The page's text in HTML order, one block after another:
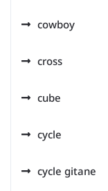
cowboy
cross
cube
cycle
cycle gitane